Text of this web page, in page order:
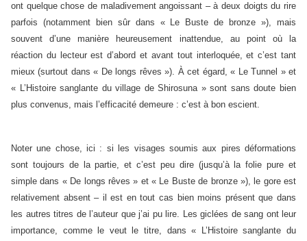
ont quelque chose de maladivement angoissant – à deux doigts du rire
parfois (notamment bien sûr dans « Le Buste de bronze »), mais
souvent d’une manière heureusement inattendue, au point où la
réaction du lecteur est d’abord et avant tout interloquée, et c’est tant
mieux (surtout dans « De longs rêves »). À cet égard, « Le Tunnel » et
« L’Histoire sanglante du village de Shirosuna » sont sans doute bien
plus convenus, mais l’efficacité demeure : c’est à bon escient.
Noter une chose, ici : si les visages soumis aux pires déformations
sont toujours de la partie, et c’est peu dire (jusqu’à la folie pure et
simple dans « De longs rêves » et « Le Buste de bronze »), le gore est
relativement absent – il est en tout cas bien moins présent que dans
les autres titres de l’auteur que j’ai pu lire. Les giclées de sang ont leur
importance, comme le veut le titre, dans « L’Histoire sanglante du